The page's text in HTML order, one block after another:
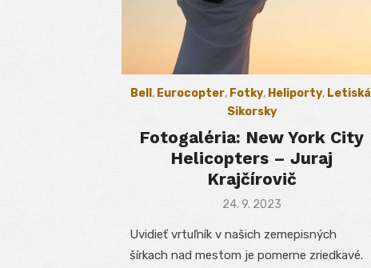
Bell , Eurocopter, Fotky, Heliporty, Letiská
Sikorsky
Fotogaléria: New York City
Helicopters – Juraj
Krajčírovič
Posted
24. 9. 2023
Uvidieť vrtuľník v našich zemepisných
šírkach nad mestom je pomerne zriedkavé.